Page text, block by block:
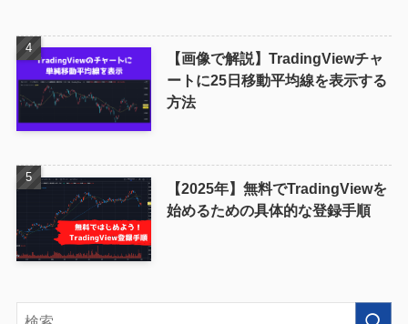
【画像で解説】TradingViewチャ
ートに25日移動平均線を表示する
方法
【2025年】無料でTradingViewを
始めるための具体的な登録手順